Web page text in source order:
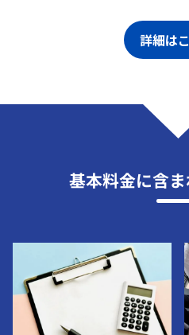
詳細は
基本料金に含